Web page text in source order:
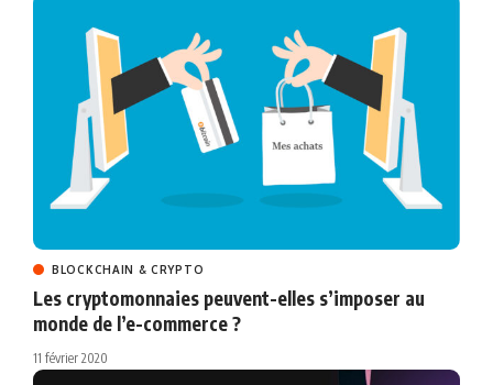
BLOCKCHAIN & CRYPTO
Les cryptomonnaies peuvent-elles s’imposer au
monde de l’e-commerce ?
11 février 2020